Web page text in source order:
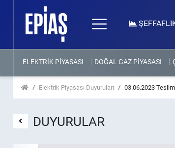
ELEKTRİK PİYASASI DOĞAL GAZ PİYASASI
Elektrik Piyasası Duyuruları 03.06.2023
DUYURULAR